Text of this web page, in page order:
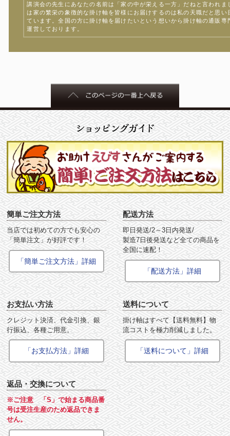
講演会の先生にあなたの名前は「家の中が栄える一方」だねと言われま
は家の繁栄の象徴的な掛け軸を皆様にお届けするのは私の天職だと思い
ています。全国の方に掛け軸を届けたいという想いから掛け軸の通販専
運営しております。
簡単ご注文方法
当店では初めての方でも安心の
「簡単注文」が好評です！
「簡単ご注文方法」詳細
配送方法
即日発送/2～3日内発送/
製造7日後発送など全ての商品を
全国に速配！
「配送方法」詳細
お支払い方法
クレジット決済、代金引換、銀
行振込、各種ご用意。
「お支払方法」詳細
送料について
掛け軸はすべて【送料無料】物
流コストを極力削減しました。
「送料について」詳細
返品・交換について
※ご注意 「S」で始まる商品番
号は受注生産のため返品できま
せん。